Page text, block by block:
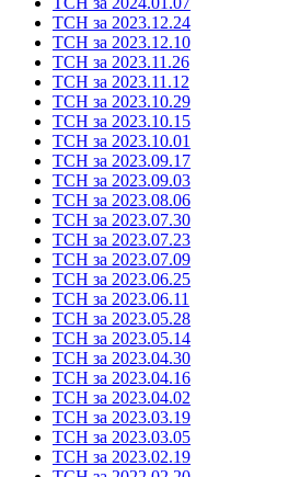
ТСН за 2023.12.24
ТСН за 2023.12.10
ТСН за 2023.11.26
ТСН за 2023.11.12
ТСН за 2023.10.29
ТСН за 2023.10.15
ТСН за 2023.10.01
ТСН за 2023.09.17
ТСН за 2023.09.03
ТСН за 2023.08.06
ТСН за 2023.07.30
ТСН за 2023.07.23
ТСН за 2023.07.09
ТСН за 2023.06.25
ТСН за 2023.06.11
ТСН за 2023.05.28
ТСН за 2023.05.14
ТСН за 2023.04.30
ТСН за 2023.04.16
ТСН за 2023.04.02
ТСН за 2023.03.19
ТСН за 2023.03.05
ТСН за 2023.02.19